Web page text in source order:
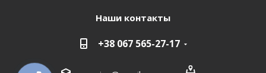
Наши контакты
+38 067 565-27-17